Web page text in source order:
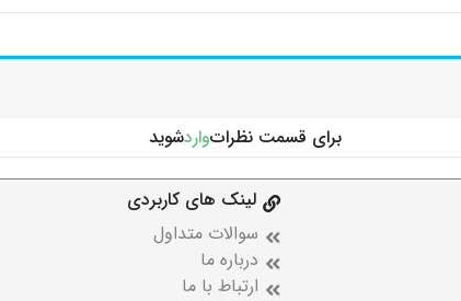
برای قسمت نظراتواردشوید
لینک های کاربردی
سوالات متداول
درباره ما
ارتباط با ما